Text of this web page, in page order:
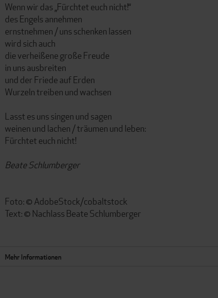
Wenn wir das „Fürchtet euch nicht!“
des Engels annehmen
ernstnehmen / uns schenken lassen
wird sich auch
die verheißene große Freude
in uns ausbreiten
und der Friede auf Erden
Wurzeln treiben und wachsen
Lasst es uns singen und sagen
weinen und lachen / träumen und leben:
Fürchtet euch nicht!
Beate Schlumberger
Foto: © AdobeStock/cobaltstock
Text: © Nachlass Beate Schlumberger
Mehr Informationen